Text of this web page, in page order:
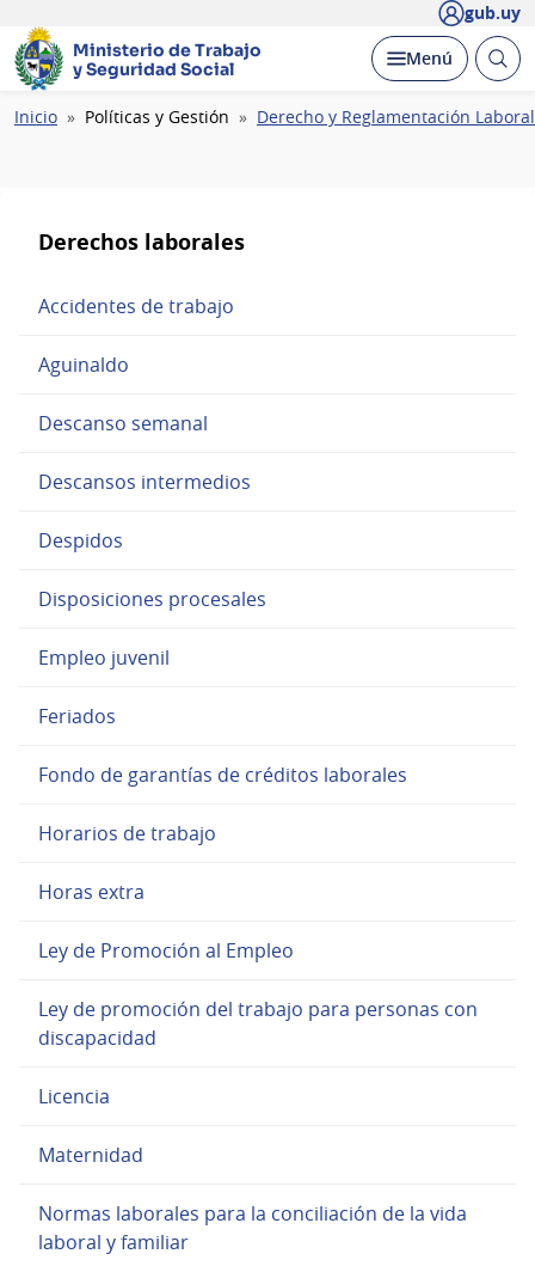
gub.uy
Ministerio de Trabajo
y Seguridad Social
Desplegar
Menú Abrir
Ruta
Inicio Políticas y Gestión Derecho y Reglamentación Laboral
Derechos laborales
Accidentes de trabajo
Aguinaldo
Descanso semanal
Descansos intermedios
Despidos
Disposiciones procesales
Empleo juvenil
Feriados
Fondo de garantías de créditos laborales
Horarios de trabajo
Horas extra
Ley de Promoción al Empleo
Ley de promoción del trabajo para personas con
discapacidad
Licencia
Maternidad
Normas laborales para la conciliación de la vida
laboral y familiar